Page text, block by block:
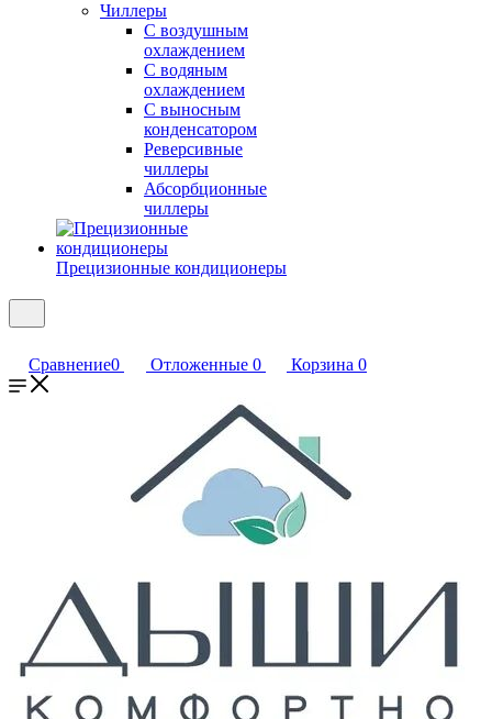
Чиллеры
С воздушным
охлаждением
С водяным
охлаждением
С выносным
конденсатором
Реверсивные
чиллеры
Абсорбционные
чиллеры
Прецизионные кондиционеры
Сравнение0 Отложенные 0 Корзина 0